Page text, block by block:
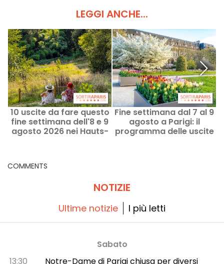
LEGGI ANCHE...
10 uscite da fare questo
fine settimana dell'8 e 9
agosto 2026 nei Hauts-
Fine settimana dal 7 al 9
agosto a Parigi: il
programma delle uscite
COMMENTS
NOTIZIE
Ultime notizie I più letti
Sabato
13:30
Notre-Dame di Parigi chiusa per diversi